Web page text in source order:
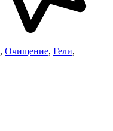
, Очищение, Гели,